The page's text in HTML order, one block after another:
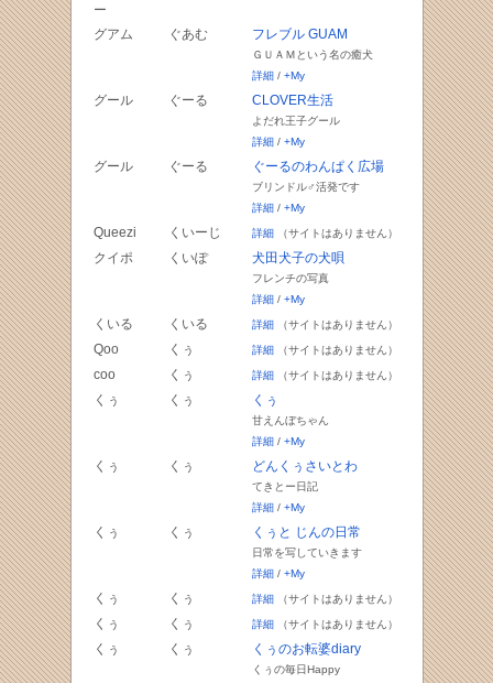
ー
グアム ぐあむ フレブル GUAM
ＧＵＡＭという名の癒犬
詳細/ +My
グール ぐーる CLOVER生活
よだれ王子グール
詳細/ +My
グール ぐーる ぐーるのわんぱく広場
ブリンドル♂活発です
詳細/ +My
Queezi くいーじ 詳細（サイトはありません）
クイポ くいぽ 犬田犬子の犬唄
フレンチの写真
詳細/ +My
くいる くいる 詳細（サイトはありません）
Qoo くぅ 詳細（サイトはありません）
coo くぅ 詳細（サイトはありません）
くぅ くぅ くぅ
甘えんぼちゃん
詳細/ +My
くぅ くぅ どんくぅさいとわ
てきとー日記
詳細/ +My
くぅ くぅ くぅと じんの日常
日常を写していきます
詳細/ +My
くぅ くぅ 詳細（サイトはありません）
くぅ くぅ 詳細（サイトはありません）
くぅ くぅ くぅのお転婆diary
くぅの毎日Happy